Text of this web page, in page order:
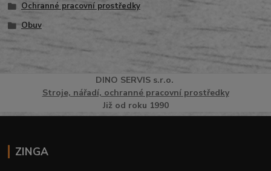
Ochranné pracovní prostředky
Obuv
DINO SERVISs.r.o.
Stroje, nářadí, ochranné pracovní prostředky
Již od roku 1990
ZINGA